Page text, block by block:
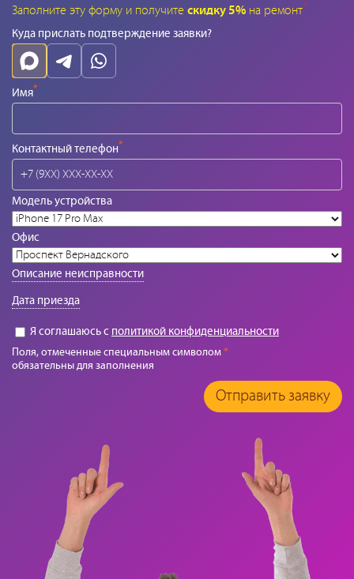
Заполните эту форму и получите скидку 5% на ремонт*
Куда прислать подтверждение заявки?
Имя*
Контактный телефон*
Модель устройства
Офис
Описание неисправности
Дата приезда
Я соглашаюсь с политикой конфиденциальности
Поля, отмеченные специальным символом*
обязательны для заполнения
Отправить заявку